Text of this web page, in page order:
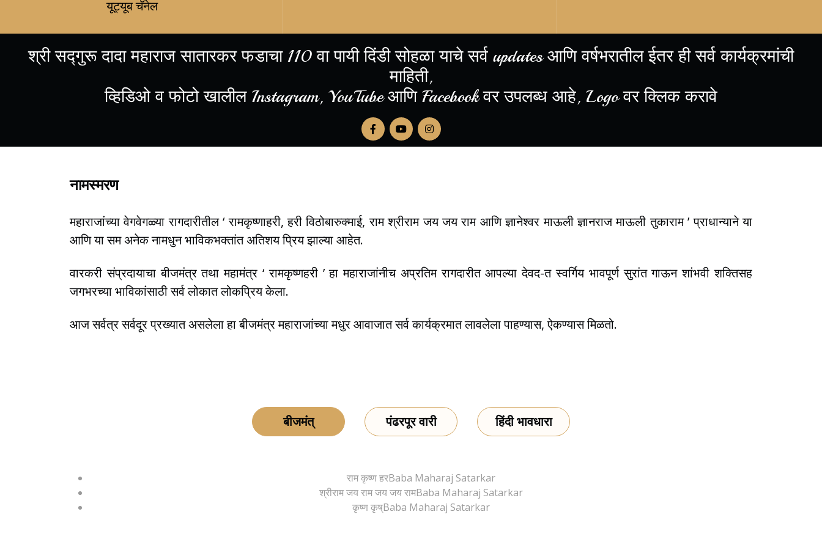
यूट्यूब चॅनेल
श्री सद्गुरू दादा महाराज सातारकर फडाचा 110 वा पायी दिंडी सोहळा याचे सर्व updates आणि वर्षभरातील ईतर ही सर्व कार्यक्रमांची
माहिती,
व्हिडिओ व फोटो खालील Instagram, YouTube आणि Facebook वर उपलब्ध आहे, Logo वर क्लिक करावे
नामस्मरण
महाराजांच्या वेगवेगळ्या रागदारीतील ‘ रामकृष्णाहरी, हरी विठोबारुक्माई, राम श्रीराम जय जय राम आणि ज्ञानेश्वर माऊली ज्ञानराज माऊली तुकाराम ’ प्राधान्याने या
आणि या सम अनेक नामधुन भाविकभक्तांत अतिशय प्रिय झाल्या आहेत.
वारकरी संप्रदायाचा बीजमंत्र तथा महामंत्र ‘ रामकृष्णहरी ’ हा महाराजांनीच अप्रतिम रागदारीत आपल्या देवद-त स्वर्गिय भावपूर्ण सुरांत गाऊन शांभवी शक्तिसह
जगभरच्या भाविकांसाठी सर्व लोकात लोकप्रिय केला.
आज सर्वत्र सर्वदूर प्रख्यात असलेला हा बीजमंत्र महाराजांच्या मधुर आवाजात सर्व कार्यक्रमात लावलेला पाहण्यास, ऐकण्यास मिळतो.
बीजमंत् पंढरपूर वारी हिंदी भावधारा
राम कृष्ण हरBaba Maharaj Satarkar
श्रीराम जय राम जय जय रामBaba Maharaj Satarkar
कृष्ण कृष्Baba Maharaj Satarkar